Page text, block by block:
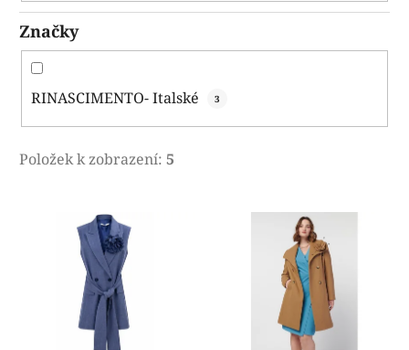
ůZnačky
RINASCIMENTO- Italské 3
Položek k zobrazení: 5